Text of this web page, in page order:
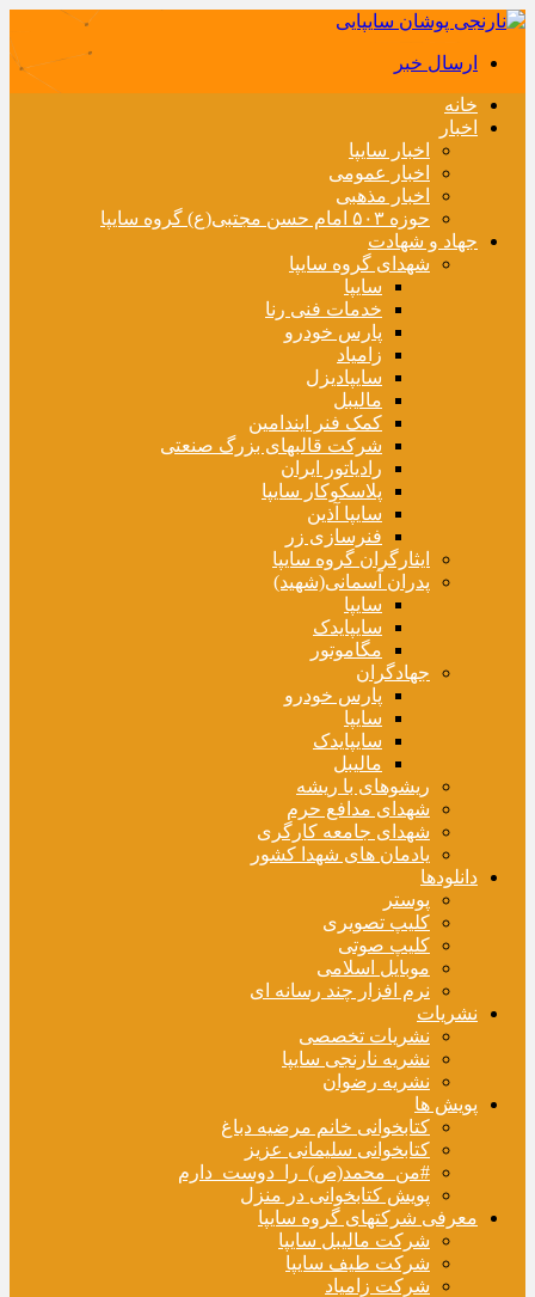
ارسال خبر
خانه
اخبار
اخبار سایپا
اخبار عمومی
اخبار مذهبی
حوزه ۵۰۳ امام حسن مجتبی(ع) گروه سایپا
جهاد و شهادت
شهدای گروه سایپا
سایپا
خدمات فنی رنا
پارس خودرو
زامیاد
سایپادیزل
مالیبل
کمک فنر ایندامین
شرکت قالبهای بزرگ صنعتی
رادیاتور ایران
پلاسکوکار سایپا
سایپا آذین
فنرسازی زر
ایثارگران گروه سایپا
پدران آسمانی(شهید)
سایپا
سایپایدک
مگاموتور
جهادگران
پارس خودرو
سایپا
سایپایدک
مالیبل
ریشوهای با ریشه
شهدای مدافع حرم
شهدای جامعه کارگری
یادمان های شهدا کشور
دانلودها
پوستر
کلیپ تصویری
کلیپ صوتی
موبایل اسلامی
نرم افزار چند رسانه ای
نشریات
نشریات تخصصی
نشریه نارنجی سایپا
نشریه رضوان
پویش ها
کتابخوانی خانم مرضیه دباغ
کتابخوانی سلیمانی عزیز
#من_محمد(ص)_را_دوست_دارم
پویش کتابخوانی در منزل
معرفی شرکتهای گروه سایپا
شرکت مالیبل سایپا
شرکت طیف سایپا
شرکت زامیاد